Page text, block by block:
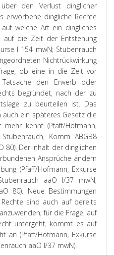
den Verlust dinglicher
erworbene dingliche Rechte
welche Art ein dingliches
auf die Zeit der Entstehung
I 154 mwN; Stubenrauch
Nichtrückwirkung
ob eine in die Zeit vor
den Erwerb oder
begründet, nach der zu
zu beurteilen ist. Das
ein späteres Gesetz die
mehr kennt (Pfaff/Hofmann,
Komm ABGB8
80). Der Inhalt der dinglichen
Ansprüche ändern
(Pfaff/Hofmann, Exkurse
aaO I/37 mwN;
80). Neue Bestimmungen
sind auch auf bereits
für die Frage, auf
untergeht, kommt es auf
an (Pfaff/Hofmann, Exkurse
aaO I/37 mwN).